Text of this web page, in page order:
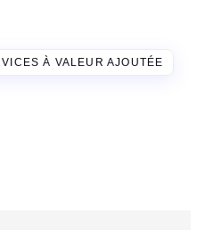
À VALEUR AJOUTÉE